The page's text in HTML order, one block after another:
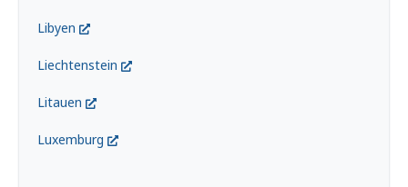
Libyen
Liechtenstein
Litauen
Luxemburg